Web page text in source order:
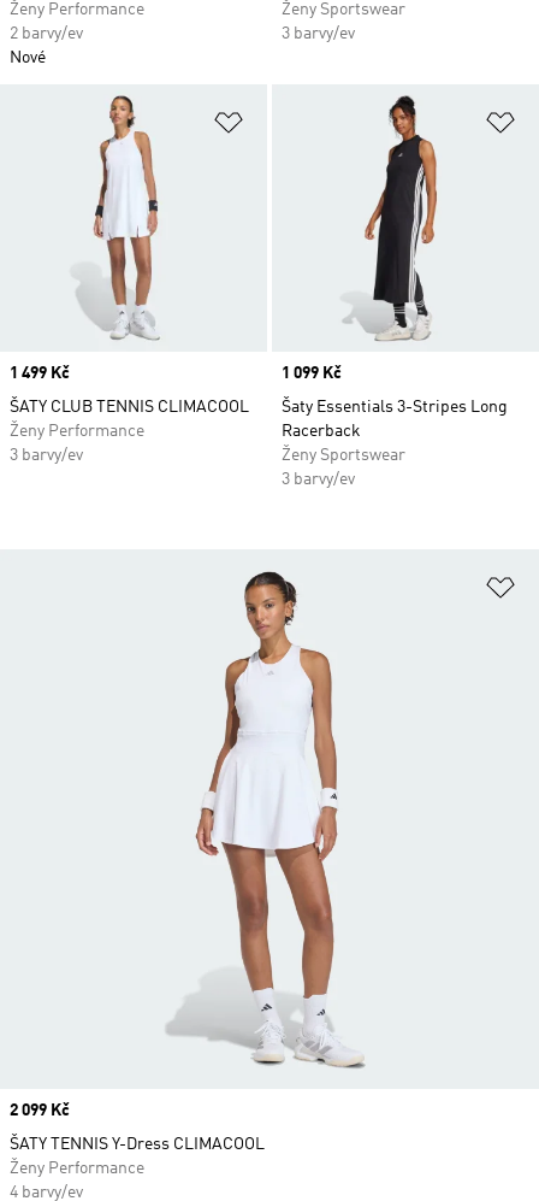
Ženy Performance
2 barvy/ev
Nové
Ženy Sportswear
3 barvy/ev
Přidat do seznamu přání
Price
1 499 Kč
ŠATY CLUB TENNIS CLIMACOOL
Ženy Performance
3 barvy/ev
Price
1 099 Kč
Šaty Essentials 3-Stripes Long
Racerback
Ženy Sportswear
3 barvy/ev
Price
2 099 Kč
ŠATY TENNIS Y-Dress CLIMACOOL
Ženy Performance
4 barvy/ev